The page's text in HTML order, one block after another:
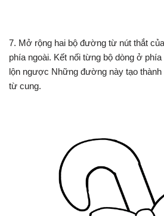
7. Mở rộng hai bộ đường từ nút thắt
phía ngoài. Kết nối từng bộ dòng ở
lộn ngược Những đường này tạo thành
từ cung.